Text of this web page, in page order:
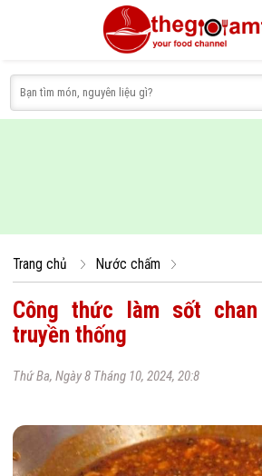
Trang chủ Nước chấm
Công thức làm sốt
truyền thống
Thứ Ba, Ngày 8 Tháng 10, 2024, 20:8